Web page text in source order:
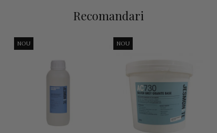
Recomandari
NOU NOU